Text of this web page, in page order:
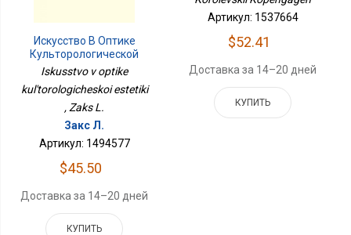
Искусство В Оптике
Культорологической
Эстетики
Iskusstvo v optike
kul'torologicheskoi estetiki
, Zaks L.
Закс Л.
Артикул: 1494577
$45.50
Доставка за 14–20 дней
КУПИТЬ
Артикул: 1537664
$52.41
Доставка за 14–20 дней
КУПИТЬ